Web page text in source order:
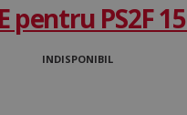
pentru PS2F
INDISPONIBIL